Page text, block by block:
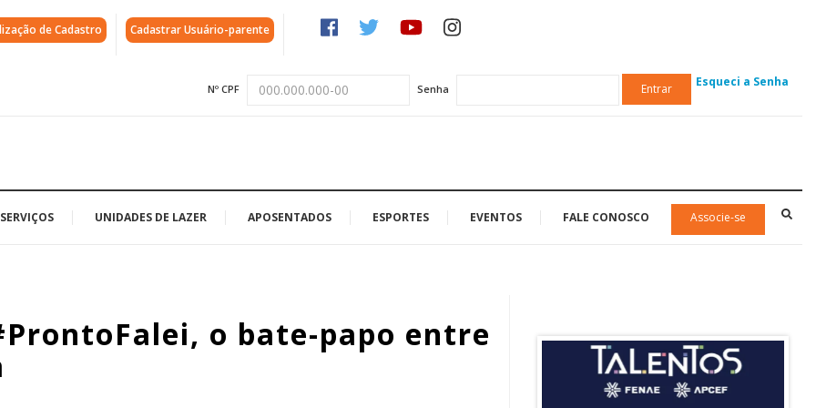
de Cadastro Cadastrar Usuário-parente
Nº CPF Senha Entrar Esqueci a Senha
SERVIÇOS UNIDADES DE LAZER APOSENTADOS ESPORTES EVENTOS FALE CONOSCO Associe-se
o bate-papo entre